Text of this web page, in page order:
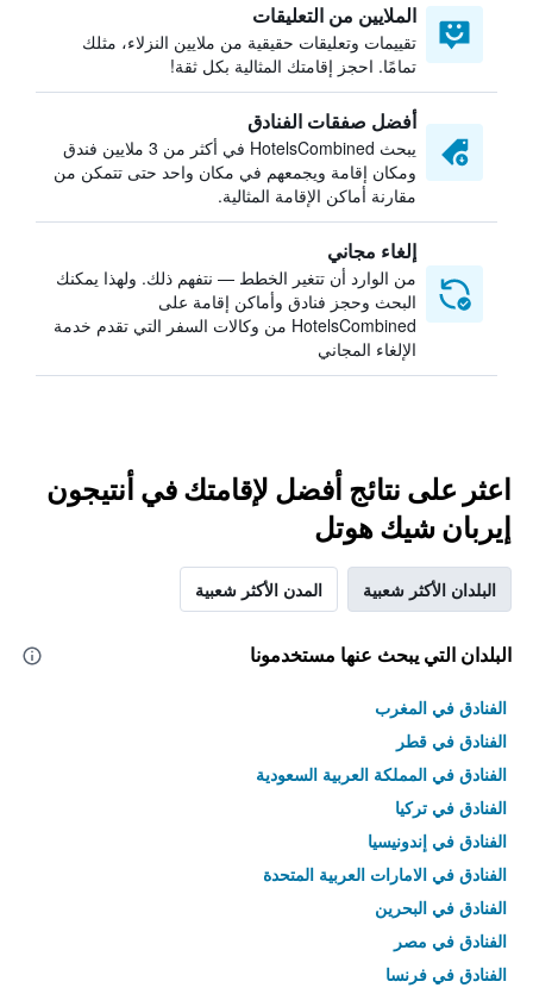
الملايين من التعليقات
تقييمات وتعليقات حقيقية من ملايين النزلاء، مثلك
تمامًا. احجز إقامتك المثالية بكل ثقة!
أفضل صفقات الفنادق
يبحث HotelsCombined في أكثر من 3 ملايين فندق
ومكان إقامة ويجمعهم في مكان واحد حتى تتمكن من
مقارنة أماكن الإقامة المثالية.
إلغاء مجاني
من الوارد أن تتغير الخطط — نتفهم ذلك. ولهذا يمكنك
البحث وحجز فنادق وأماكن إقامة على
HotelsCombined من وكالات السفر التي تقدم خدمة
الإلغاء المجاني
اعثر على نتائج أفضل لإقامتك في أنتيجون
إيربان شيك هوتل
البلدان الأكثر شعبية المدن الأكثر شعبية
البلدان التي يبحث عنها مستخدمونا
الفنادق في المغرب
الفنادق في قطر
الفنادق في المملكة العربية السعودية
الفنادق في تركيا
الفنادق في إندونيسيا
الفنادق في الامارات العربية المتحدة
الفنادق في البحرين
الفنادق في مصر
الفنادق في فرنسا